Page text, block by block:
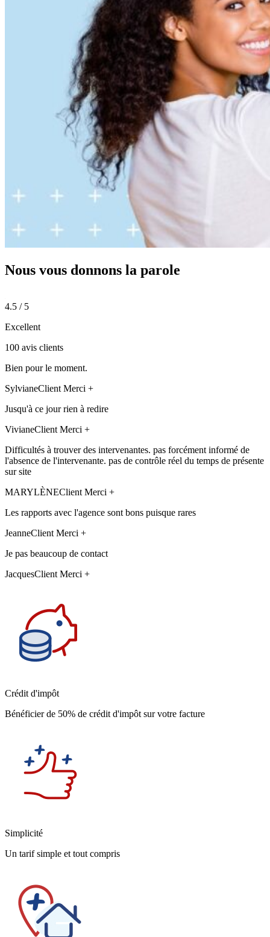
Nous vous donnons la parole
4.5 / 5
Excellent
100 avis clients
Bien pour le moment.
SylvianeClient Merci +
Jusqu'à ce jour rien à redire
VivianeClient Merci +
Difficultés à trouver des intervenantes. pas forcément informé de
l'absence de l'intervenante. pas de contrôle réel du temps de présente
sur site
MARYLÈNEClient Merci +
Les rapports avec l'agence sont bons puisque rares
JeanneClient Merci +
Je pas beaucoup de contact
JacquesClient Merci +
Crédit d'impôt
Bénéficier de 50% de crédit d'impôt sur votre facture
Simplicité
Un tarif simple et tout compris